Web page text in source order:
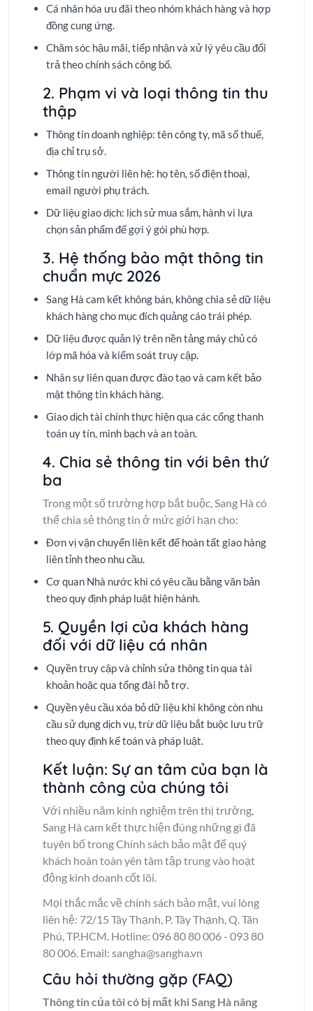
Cá nhân hóa ưu đãi theo nhóm khách hàng và hợp
đồng cung ứng.
Chăm sóc hậu mãi, tiếp nhận và xử lý yêu cầu đổi
trả theo chính sách công bố.
2. Phạm vi và loại thông tin thu
thập
Thông tin doanh nghiệp: tên công ty, mã số thuế,
địa chỉ trụ sở.
Thông tin người liên hệ: họ tên, số điện thoại,
email người phụ trách.
Dữ liệu giao dịch: lịch sử mua sắm, hành vi lựa
chọn sản phẩm để gợi ý gói phù hợp.
3. Hệ thống bảo mật thông tin
chuẩn mực 2026
Sang Hà cam kết không bán, không chia sẻ dữ liệu
khách hàng cho mục đích quảng cáo trái phép.
Dữ liệu được quản lý trên nền tảng máy chủ có
lớp mã hóa và kiểm soát truy cập.
Nhân sự liên quan được đào tạo và cam kết bảo
mật thông tin khách hàng.
Giao dịch tài chính thực hiện qua các cổng thanh
toán uy tín, minh bạch và an toàn.
4. Chia sẻ thông tin với bên thứ
ba
Trong một số trường hợp bắt buộc, Sang Hà có
thể chia sẻ thông tin ở mức giới hạn cho:
Đơn vị vận chuyển liên kết để hoàn tất giao hàng
liên tỉnh theo nhu cầu.
Cơ quan Nhà nước khi có yêu cầu bằng văn bản
theo quy định pháp luật hiện hành.
5. Quyền lợi của khách hàng
đối với dữ liệu cá nhân
Quyền truy cập và chỉnh sửa thông tin qua tài
khoản hoặc qua tổng đài hỗ trợ.
Quyền yêu cầu xóa bỏ dữ liệu khi không còn nhu
cầu sử dụng dịch vụ, trừ dữ liệu bắt buộc lưu trữ
theo quy định kế toán và pháp luật.
Kết luận: Sự an tâm của bạn là
thành công của chúng tôi
Với nhiều năm kinh nghiệm trên thị trường,
Sang Hà cam kết thực hiện đúng những gì đã
tuyên bố trong Chính sách bảo mật để quý
khách hoàn toàn yên tâm tập trung vào hoạt
động kinh doanh cốt lõi.
Mọi thắc mắc về chính sách bảo mật, vui lòng
liên hệ: 72/15 Tây Thạnh, P. Tây Thạnh, Q. Tân
Phú, TP.HCM. Hotline: 096 80 80 006 - 093 80
80 006. Email: sangha@sangha.vn
Câu hỏi thường gặp (FAQ)
Thông tin của tôi có bị mất khi Sang Hà nâng